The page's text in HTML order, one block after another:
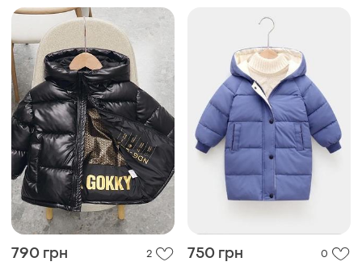
790 грн 2 750 грн 0